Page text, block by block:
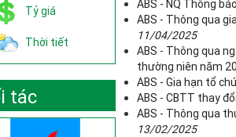
Tỷ giá
Thời tiết
tác
ABS - NQ Thông
ABS - Thông qua
11/04/2025
ABS - Thông qua
thường niên năm
ABS - Gia hạn tổ
ABS - CBTT thay
ABS - Thông qua
13/02/2025